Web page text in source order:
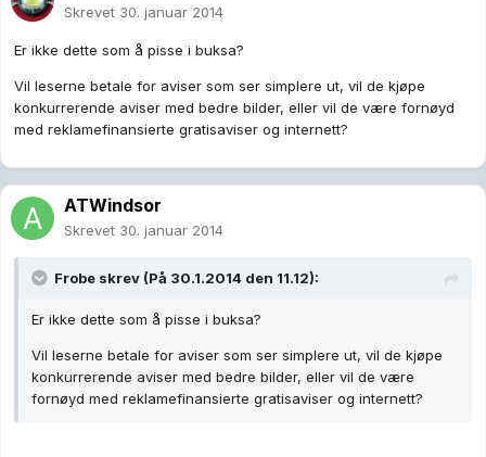
Skrevet 30. januar 2014
Er ikke dette som å pisse i buksa?
Vil leserne betale for aviser som ser simplere ut, vil de kjøpe
konkurrerende aviser med bedre bilder, eller vil de være fornøyd
med reklamefinansierte gratisaviser og internett?
ATWindsor
Skrevet 30. januar 2014
Frobe skrev (På 30.1.2014 den 11.12):
Er ikke dette som å pisse i buksa?
Vil leserne betale for aviser som ser simplere ut, vil de kjøpe
konkurrerende aviser med bedre bilder, eller vil de være
fornøyd med reklamefinansierte gratisaviser og internett?